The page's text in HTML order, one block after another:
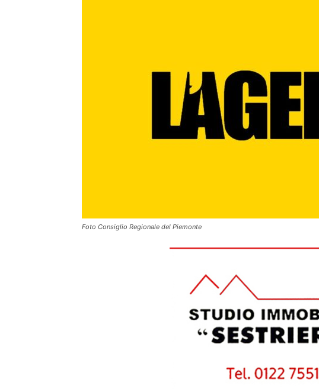
Foto Consiglio Regionale del Piemonte